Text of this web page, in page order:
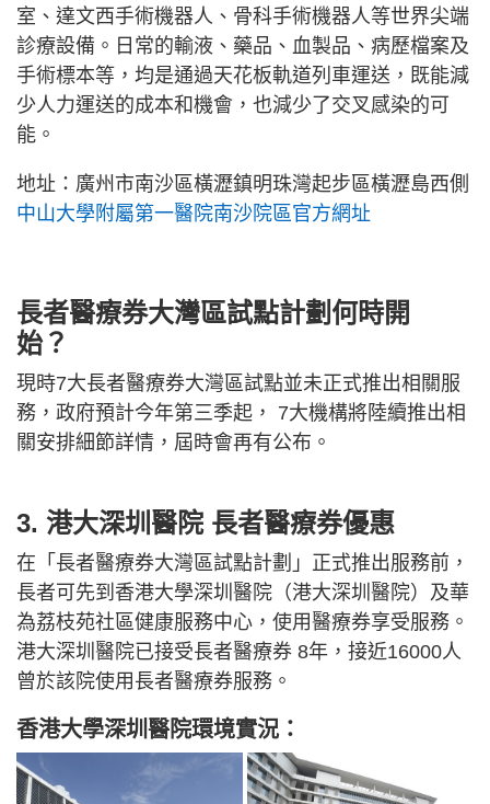
室、達文西手術機器人、骨科手術機器人等世界尖端
診療設備。日常的輸液、藥品、血製品、病歷檔案及
手術標本等，均是通過天花板軌道列車運送，既能減
少人力運送的成本和機會，也減少了交叉感染的可
能。
地址：廣州市南沙區橫瀝鎮明珠灣起步區橫瀝島西側
中山大學附屬第一醫院南沙院區官方網址
長者醫療券大灣區試點計劃何時開
始？
現時7大長者醫療券大灣區試點並未正式推出相關服
務，政府預計今年第三季起， 7大機構將陸續推出相
關安排細節詳情，屆時會再有公布。
3. 港大深圳醫院 長者醫療券優惠
在「長者醫療券大灣區試點計劃」正式推出服務前，
長者可先到香港大學深圳醫院（港大深圳醫院）及華
為荔枝苑社區健康服務中心，使用醫療券享受服務。
港大深圳醫院已接受長者醫療券 8年，接近16000人
曾於該院使用長者醫療券服務。
香港大學深圳醫院環境實況：